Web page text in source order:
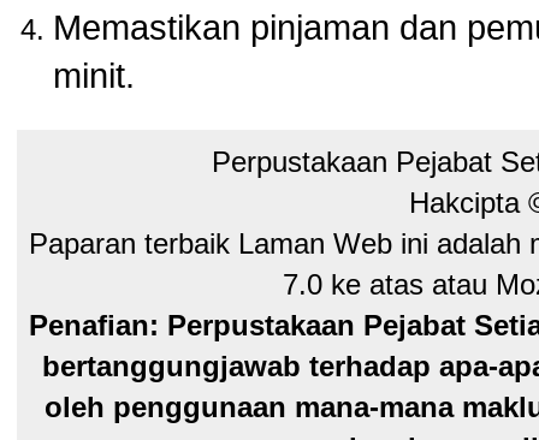
Memastikan pinjaman dan
minit.
Perpustakaan Pejabat
Hakcipta
Paparan terbaik Laman Web ini
7.0 ke atas atau
Penafian: Perpustakaan Pejabat
bertanggungjawab terhadap apa-
oleh penggunaan mana-mana